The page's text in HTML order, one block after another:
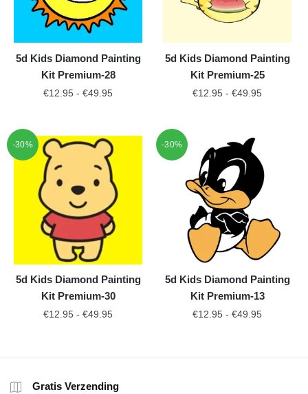
5d Kids Diamond Painting
Kit Premium-28
€12.95 - €49.95
5d Kids Diamond Painting
Kit Premium-25
€12.95 - €49.95
-30%
5d Kids Diamond Painting
Kit Premium-30
€12.95 - €49.95
-30%
5d Kids Diamond Painting
Kit Premium-13
€12.95 - €49.95
Gratis Verzending